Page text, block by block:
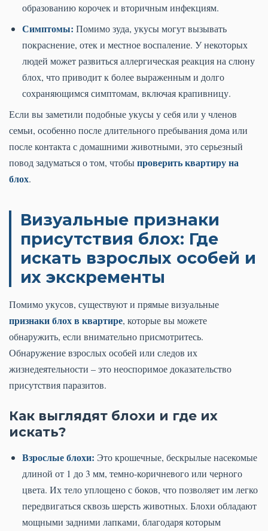
образованию корочек и вторичным инфекциям.
Симптомы: Помимо зуда, укусы могут вызывать
покраснение, отек и местное воспаление. У некоторых
людей может развиться аллергическая реакция на слюну
блох, что приводит к более выраженным и долго
сохраняющимся симптомам, включая крапивницу.
Если вы заметили подобные укусы у себя или у членов
семьи, особенно после длительного пребывания дома или
после контакта с домашними животными, это серьезный
повод задуматься о том, чтобыпроверить квартиру на
блох.
Визуальные признаки
присутствия блох: Где
искать взрослых особей и
их экскременты
Помимо укусов, существуют и прямые визуальные
признаки блох в квартире, которые вы можете
обнаружить, если внимательно присмотритесь.
Обнаружение взрослых особей или следов их
жизнедеятельности – это неоспоримое доказательство
присутствия паразитов.
Как выглядят блохи и где их
искать?
Взрослые блохи: Это крошечные, бескрылые насекомые
длиной от 1 до 3 мм, темно-коричневого или черного
цвета. Их тело уплощено с боков, что позволяет им легко
передвигаться сквозь шерсть животных. Блохи обладают
мощными задними лапками, благодаря которым